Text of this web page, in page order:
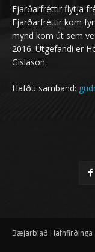
Fjarðarfréttir flytja
Fjarðarfréttir kom
mynd kom út sem
2016. Útgefandi er
Gíslason.
Hafðu samband:
Bæjarblað Hafnfirðinga